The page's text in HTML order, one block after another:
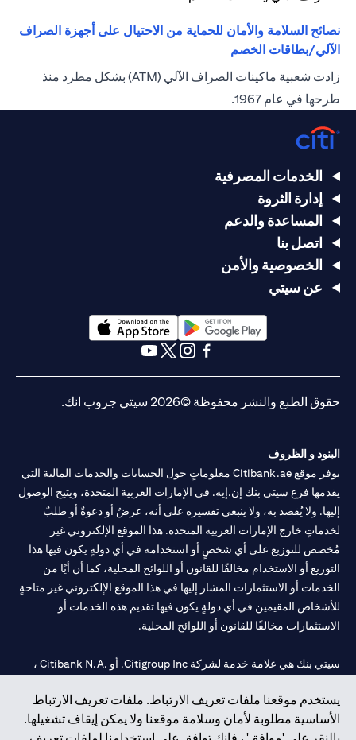
نصائح السلامة والأمان للحماية من الاحتيال على أجهزة الصراف
الآلي/بطاقات الخصم
زادت شعبية ماكينات الصراف الآلي (ATM) بشكل مطرد منذ
طرحها في عام 1967.
يستخدم موقعنا ملفات تعريف الارتباط. ملفات تعريف الارتباط
الأساسية مطلوبة لأمان وسلامة موقعنا ولا يمكن إيقاف تشغيلها.
الخدمات المصرفية
إدارة الثروة
المساعدة والدعم
اتصل بنا
الخصوصية والأمن
عن سيتي
(opens in a new tab)
حقوق الطبع والنشر محفوظة ©2026 سيتي جروب انك.
البنود و الظروف
يوفر موقع Citibank.ae معلوماتٍ حول الحسابات والخدمات المالية التي
يقدمها فرع سيتي بنك إن.إيه. في الإمارات العربية المتحدة، ويتيح الوصول
إليها. ولا يُقصد به، ولا ينبغي تفسيره على أنه، عرضٌ أو دعوةٌ أو طلبٌ
لخدماتٍ خارج الإمارات العربية المتحدة. هذا الموقع الإلكتروني غير
مُخصص للتوزيع على أي شخصٍ أو استخدامه في أي دولةٍ يكون فيها هذا
التوزيع أو الاستخدام مخالفًا للقانون أو اللوائح المحلية، كما أن أيًا من
الخدمات أو الاستثمارات المشار إليها في هذا الموقع الإلكتروني غير متاحةٍ
للأشخاص المقيمين في أي دولةٍ يكون فيها تقديم هذه الخدمات أو
الاستثمارات مخالفًا للقانون أو اللوائح المحلية.
سيتي بنك هي علامة خدمة لشركة Citigroup Inc. أو .Citibank N.A ،
سيتي بنك إن. إيه. الإمارات مسجل لدى مصرف الإمارات المركزي تحت